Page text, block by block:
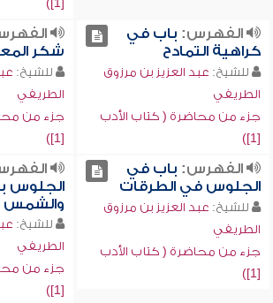
[1])
الفهرس: باب في
كراهية التمادح
للشيخ: عبد العزيز بن مرزوق
الطريفي
جزء من محاضرة ( كتاب الأدب
[1])
شكر
للشيخ:
الطريفي
جزء من
[1])
الفهرس: باب في
الجلوس في الطرقات
للشيخ: عبد العزيز بن مرزوق
الطريفي
جزء من محاضرة ( كتاب الأدب
[1])
الجلوس
والشمس
للشيخ:
الطريفي
جزء من
[1])